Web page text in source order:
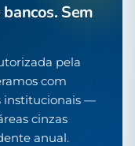
Sem
pela
com
institucionais —
cinzas
anual.